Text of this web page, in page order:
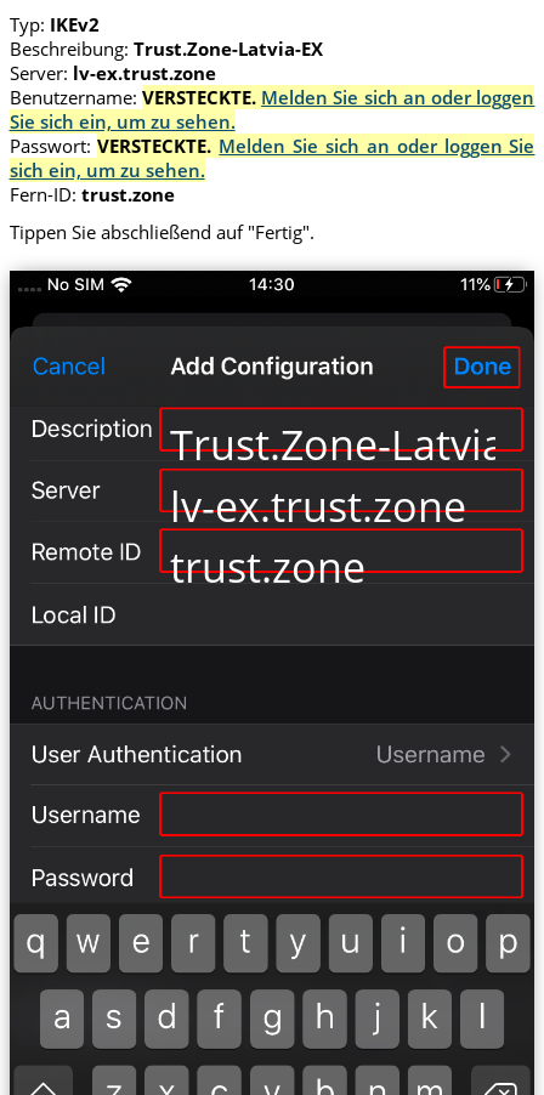
Typ: IKEv2
Beschreibung: Trust.Zone-Latvia-EX
Server: lv-ex.trust.zone
Benutzername: VERSTECKTE. Melden Sie sich an oder loggen
Sie sich ein, um zu sehen.
Passwort:VERSTECKTE. Melden Sie sich an oder loggen Sie
sich ein, um zu sehen.
Fern-ID: trust.zone
Tippen Sie abschließend auf "Fertig".
Trust.Zone-Latvia-
lv-ex.trust.zone
trust.zone